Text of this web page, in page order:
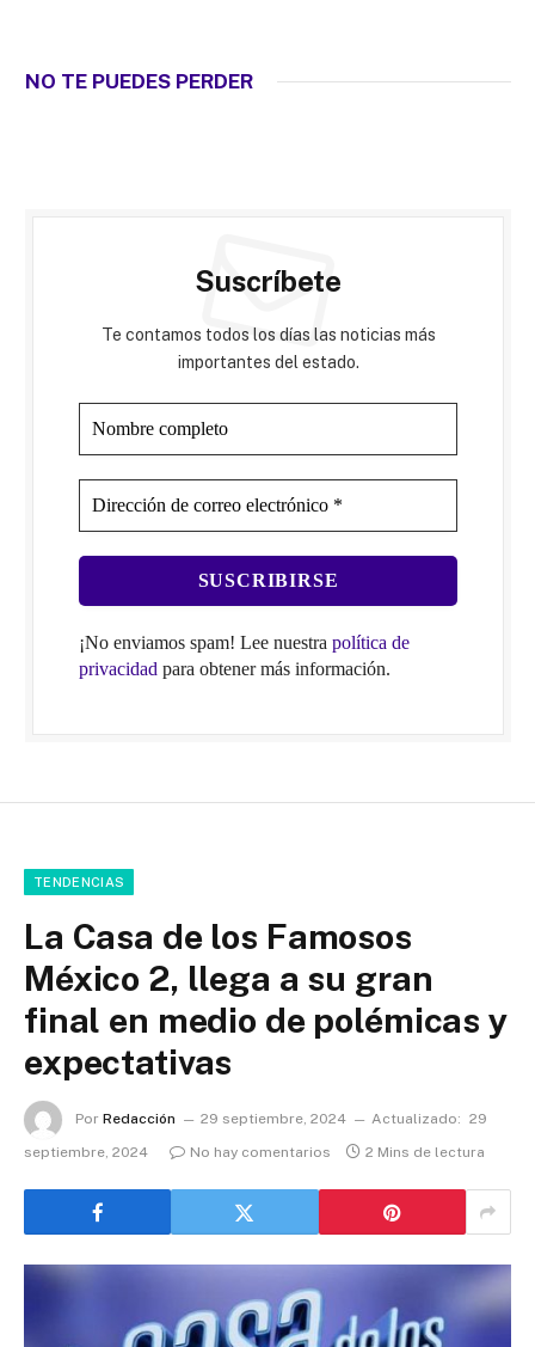
NO TE PUEDES PERDER
Suscríbete
Te contamos todos los días las noticias más
importantes del estado.
¡No enviamos spam! Lee nuestra política de
privacidad para obtener más información.
TENDENCIAS
La Casa de los Famosos
México 2, llega a su gran
final en medio de polémicas y
expectativas
Por Redacción 29 septiembre, 2024 Actualizado: 29
septiembre, 2024
No hay comentarios 2 Mins de lectura